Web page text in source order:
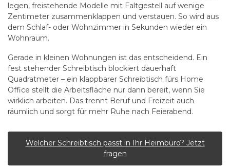
legen, freistehende Modelle mit Faltgestell auf wenige
Zentimeter zusammenklappen und verstauen. So wird aus
dem Schlaf- oder Wohnzimmer in Sekunden wieder ein
Wohnraum.
Gerade in kleinen Wohnungen ist das entscheidend. Ein
fest stehender Schreibtisch blockiert dauerhaft
Quadratmeter – ein klappbarer Schreibtisch fürs Home
Office stellt die Arbeitsfläche nur dann bereit, wenn Sie
wirklich arbeiten. Das trennt Beruf und Freizeit auch
räumlich und sorgt für mehr Ruhe nach Feierabend.
Welcher Schreibtisch passt in Ihr Heimbüro? Jetzt
fragen